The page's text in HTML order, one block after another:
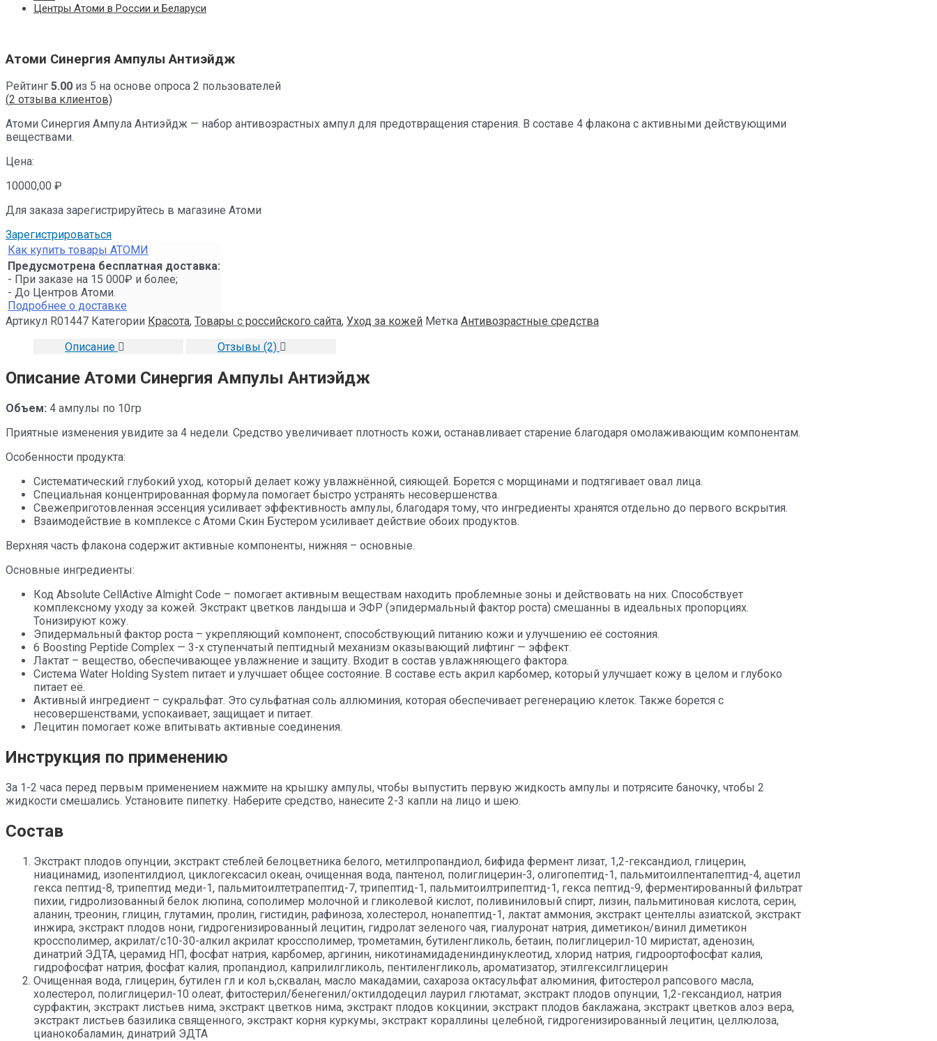
Центры Атоми в России и Беларуси
Атоми Синергия Ампулы Антиэйдж
Рейтинг 5.00 из 5 на основе опроса 2 пользователей
(2 отзыва клиентов)
Атоми Синергия Ампула Антиэйдж — набор антивозрастных ампул для предотвращения старения. В составе 4 флакона с активными действующими
веществами.
Цена:
10000,00 ₽
Для заказа зарегистрируйтесь в магазине Атоми
Зарегистрироваться
Как купить товары АТОМИ
Предусмотрена бесплатная доставка:
- При заказе на 15 000₽ и более;
- До Центров Атоми.
Подробнее о доставке
Артикул R01447 Категории Красота, Товары с российского сайта, Уход за кожей Метка Антивозрастные средства
Описание
Отзывы (2)
Описание Атоми Синергия Ампулы Антиэйдж
Объем: 4 ампулы по 10гр
Приятные изменения увидите за 4 недели. Средство увеличивает плотность кожи, останавливает старение благодаря омолаживающим компонентам.
Особенности продукта:
Систематический глубокий уход, который делает кожу увлажнённой, сияющей. Борется с морщинами и подтягивает овал лица.
Специальная концентрированная формула помогает быстро устранять несовершенства.
Свежеприготовленная эссенция усиливает эффективность ампулы, благодаря тому, что ингредиенты хранятся отдельно до первого вскрытия.
Взаимодействие в комплексе с Атоми Скин Бустером усиливает действие обоих продуктов.
Верхняя часть флакона содержит активные компоненты, нижняя – основные.
Основные ингредиенты:
Код Absolute CellActive Almight Code – помогает активным веществам находить проблемные зоны и действовать на них. Способствует
комплексному уходу за кожей. Экстракт цветков ландыша и ЭФР (эпидермальный фактор роста) смешанны в идеальных пропорциях.
Тонизируют кожу.
Эпидермальный фактор роста – укрепляющий компонент, способствующий питанию кожи и улучшению её состояния.
6 Boosting Peptide Complex — 3-х ступенчатый пептидный механизм оказывающий лифтинг — эффект.
Лактат – вещество, обеспечивающее увлажнение и защиту. Входит в состав увлажняющего фактора.
Система Water Holding System питает и улучшает общее состояние. В составе есть акрил карбомер, который улучшает кожу в целом и глубоко
питает её.
Активный ингредиент – сукральфат. Это сульфатная соль аллюминия, которая обеспечивает регенерацию клеток. Также борется с
несовершенствами, успокаивает, защищает и питает.
Лецитин помогает коже впитывать активные соединения.
Инструкция по применению
За 1-2 часа перед первым применением нажмите на крышку ампулы, чтобы выпустить первую жидкость ампулы и потрясите баночку, чтобы 2
жидкости смешались. Установите пипетку. Наберите средство, нанесите 2-3 капли на лицо и шею.
Состав
Экстракт плодов опунции, экстракт стеблей белоцветника белого, метилпропандиол, бифида фермент лизат, 1,2-гександиол, глицерин,
ниацинамид, изопентилдиол, циклогексасил океан, очищенная вода, пантенол, полиглицерин-3, олигопептид-1, пальмитоилпентапептид-4, ацетил
гекса пептид-8, трипептид меди-1, пальмитоилтетрапептид-7, трипептид-1, пальмитоилтрипептид-1, гекса пептид-9, ферментированный фильтрат
пихии, гидролизованный белок люпина, сополимер молочной и гликолевой кислот, поливиниловый спирт, лизин, пальмитиновая кислота, серин,
аланин, треонин, глицин, глутамин, пролин, гистидин, рафиноза, холестерол, нонапептид-1, лактат аммония, экстракт центеллы азиатской, экстракт
инжира, экстракт плодов нони, гидрогенизированный лецитин, гидролат зеленого чая, гиалуронат натрия, диметикон/винил диметикон
кроссполимер, акрилат/с10-30-алкил акрилат кроссполимер, трометамин, бутиленгликоль, бетаин, полиглицерил-10 миристат, аденозин,
динатрий ЭДТА, церамид НП, фосфат натрия, карбомер, аргинин, никотинамидадениндинуклеотид, хлорид натрия, гидроортофосфат калия,
гидрофосфат натрия, фосфат калия, пропандиол, каприлилгликоль, пентиленгликоль, ароматизатор, этилгексилглицерин
Очищенная вода, глицерин, бутилен гл и кол ь,сквалан, масло макадамии, сахароза октасульфат алюминия, фитостерол рапсового масла,
холестерол, полиглицерил-10 олеат, фитостерил/бенегенил/октилдодецил лаурил глютамат, экстракт плодов опунции, 1,2-гександиол, натрия
сурфактин, экстракт листьев нима, экстракт цветков нима, экстракт плодов кокцинии, экстракт плодов баклажана, экстракт цветков алоэ вера,
экстракт листьев базилика священного, экстракт корня куркумы, экстракт кораллины целебной, гидрогенизированный лецитин, целлюлоза,
цианокобаламин, динатрий ЭДТА